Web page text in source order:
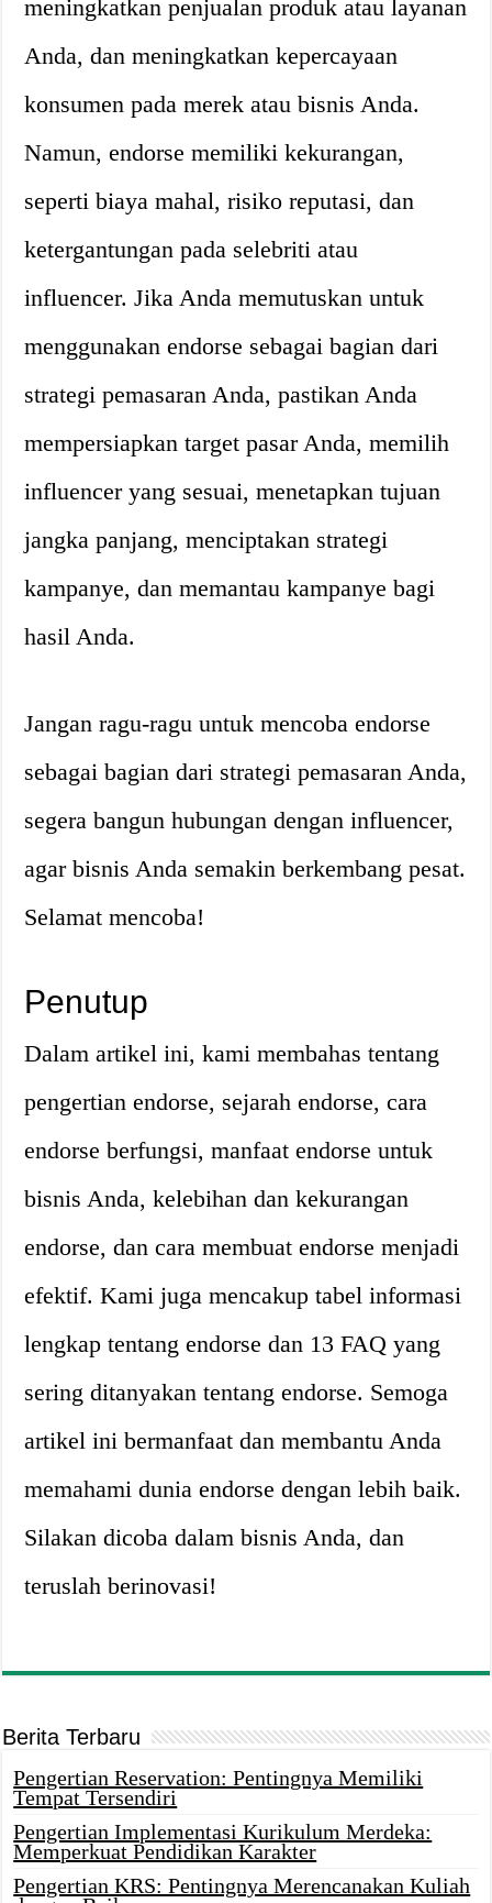
meningkatkan penjualan produk atau layanan
Anda, dan meningkatkan kepercayaan
konsumen pada merek atau bisnis Anda.
Namun, endorse memiliki kekurangan,
seperti biaya mahal, risiko reputasi, dan
ketergantungan pada selebriti atau
influencer. Jika Anda memutuskan untuk
menggunakan endorse sebagai bagian dari
strategi pemasaran Anda, pastikan Anda
mempersiapkan target pasar Anda, memilih
influencer yang sesuai, menetapkan tujuan
jangka panjang, menciptakan strategi
kampanye, dan memantau kampanye bagi
hasil Anda.
Jangan ragu-ragu untuk mencoba endorse
sebagai bagian dari strategi pemasaran Anda,
segera bangun hubungan dengan influencer,
agar bisnis Anda semakin berkembang pesat.
Selamat mencoba!
Penutup
Dalam artikel ini, kami membahas tentang
pengertian endorse, sejarah endorse, cara
endorse berfungsi, manfaat endorse untuk
bisnis Anda, kelebihan dan kekurangan
endorse, dan cara membuat endorse menjadi
efektif. Kami juga mencakup tabel informasi
lengkap tentang endorse dan 13 FAQ yang
sering ditanyakan tentang endorse. Semoga
artikel ini bermanfaat dan membantu Anda
memahami dunia endorse dengan lebih baik.
Silakan dicoba dalam bisnis Anda, dan
teruslah berinovasi!
Berita Terbaru
Pengertian Reservation: Pentingnya Memiliki
Tempat Tersendiri
Pengertian Implementasi Kurikulum Merdeka:
Memperkuat Pendidikan Karakter
Pengertian KRS: Pentingnya Merencanakan Kuliah